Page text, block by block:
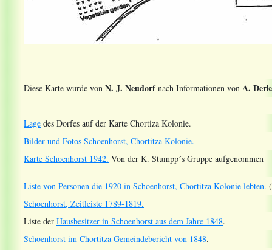
Diese Karte wurde von N. J. Neudorfnach Informationen von A.
Lage des Dorfes auf der Karte Chortiza Kolonie.
Bilder und Fotos Schoenhorst, Chortitza Kolonie.
Karte Schoenhorst 1942. Von der K. Stumpp´s Gruppe aufgenommen
Liste von Personen die 1920 in Schoenhorst, Chortitza Kolonie lebten.
Schoenhorst, Zeitleiste 1789-1819.
Liste der Hausbesitzer in Schoenhorst aus dem Jahre 1848.
Schoenhorst im Chortitza Gemeindebericht von 1848.